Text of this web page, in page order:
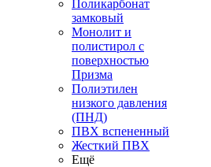
Поликарбонат
замковый
Монолит и
полистирол с
поверхностью
Призма
Полиэтилен
низкого давления
(ПНД)
ПВХ вспененный
Жесткий ПВХ
Ещё